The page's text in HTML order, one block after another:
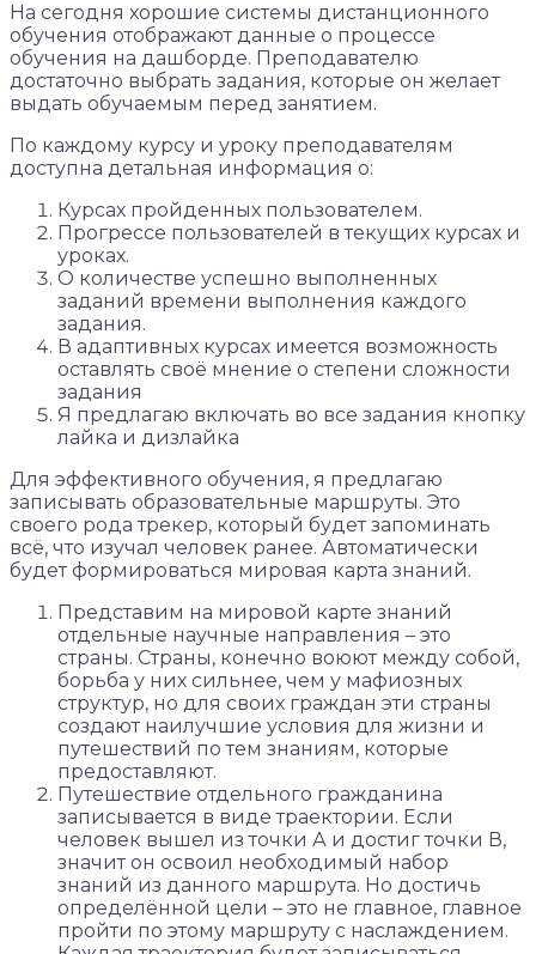
На сегодня хорошие системы дистанционного
обучения отображают данные о процессе
обучения на дашборде. Преподавателю
достаточно выбрать задания, которые он желает
выдать обучаемым перед занятием.
По каждому курсу и уроку преподавателям
доступна детальная информация о:
Курсах пройденных пользователем.
Прогрессе пользователей в текущих курсах и
уроках.
О количестве успешно выполненных
заданий времени выполнения каждого
задания.
В адаптивных курсах имеется возможность
оставлять своё мнение о степени сложности
задания
Я предлагаю включать во все задания кнопку
лайка и дизлайка
Для эффективного обучения, я предлагаю
записывать образовательные маршруты. Это
своего рода трекер, который будет запоминать
всё, что изучал человек ранее. Автоматически
будет формироваться мировая карта знаний.
Представим на мировой карте знаний
отдельные научные направления – это
страны. Страны, конечно воюют между собой,
борьба у них сильнее, чем у мафиозных
структур, но для своих граждан эти страны
создают наилучшие условия для жизни и
путешествий по тем знаниям, которые
предоставляют.
Путешествие отдельного гражданина
записывается в виде траектории. Если
человек вышел из точки А и достиг точки В,
значит он освоил необходимый набор
знаний из данного маршрута. Но достичь
определённой цели – это не главное, главное
пройти по этому маршруту с наслаждением.